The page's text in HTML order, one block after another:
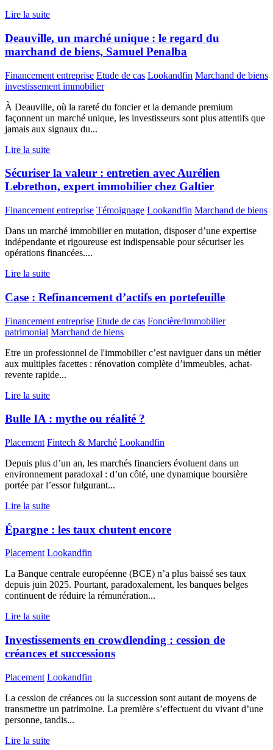
Lire la suite
Deauville, un marché unique : le regard du
marchand de biens, Samuel Penalba
Financement entreprise Etude de cas Lookandfin Marchand de biens
investissement immobilier
À Deauville, où la rareté du foncier et la demande premium
façonnent un marché unique, les investisseurs sont plus attentifs que
jamais aux signaux du...
Lire la suite
Sécuriser la valeur : entretien avec Aurélien
Lebrethon, expert immobilier chez Galtier
Financement entreprise Témoignage Lookandfin Marchand de biens
Dans un marché immobilier en mutation, disposer d’une expertise
indépendante et rigoureuse est indispensable pour sécuriser les
opérations financées....
Lire la suite
Case : Refinancement d’actifs en portefeuille
Financement entreprise Etude de cas Foncière/Immobilier
patrimonial Marchand de biens
Etre un professionnel de l'immobilier c’est naviguer dans un métier
aux multiples facettes : rénovation complète d’immeubles, achat-
revente rapide...
Lire la suite
Bulle IA : mythe ou réalité ?
Placement Fintech & Marché Lookandfin
Depuis plus d’un an, les marchés financiers évoluent dans un
environnement paradoxal : d’un côté, une dynamique boursière
portée par l’essor fulgurant...
Lire la suite
Épargne : les taux chutent encore
Placement Lookandfin
La Banque centrale européenne (BCE) n’a plus baissé ses taux
depuis juin 2025. Pourtant, paradoxalement, les banques belges
continuent de réduire la rémunération...
Lire la suite
Investissements en crowdlending : cession de
créances et successions
Placement Lookandfin
La cession de créances ou la succession sont autant de moyens de
transmettre un patrimoine. La première s’effectuent du vivant d’une
personne, tandis...
Lire la suite